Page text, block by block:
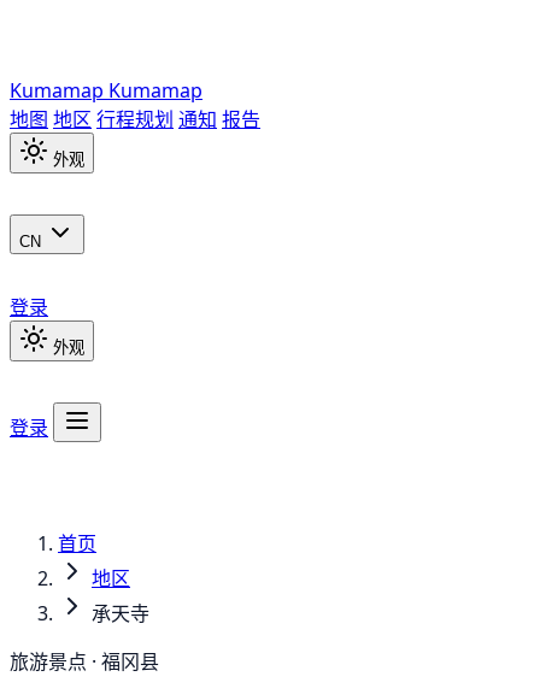
Kumamap Kumamap
地图 地区 行程规划 通知 报告
外观
CN
登录
外观
登录
首页
地区
承天寺
旅游景点 · 福冈县